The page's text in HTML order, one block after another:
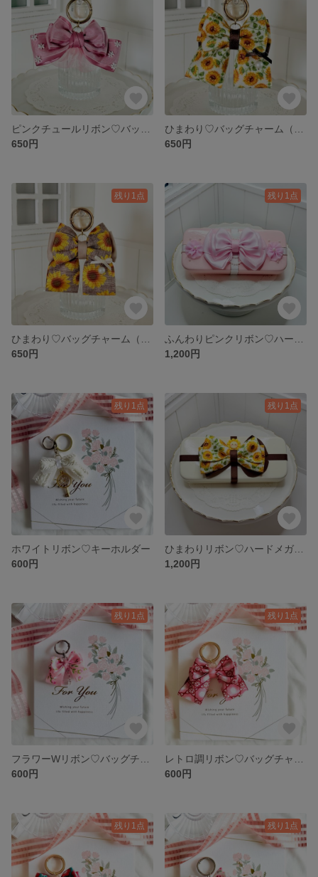
650円
650円
残り1点
650円
残り1点
1,200円
残り1点
ホワイトリボン♡キーホルダー
600円
残り1点
1,200円
残り1点
600円
残り1点
600円
残り1点 残り1点